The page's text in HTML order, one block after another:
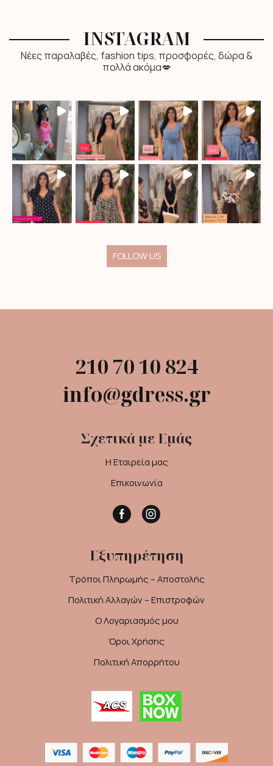
INSTAGRAM
Νέες παραλαβές, fashion tips, προσφορές, δώρα &
πολλά ακόμα💋
FOLLOW US
210 70 10 824
info@gdress.gr
Σχετικά με Εμάς
Η Εταιρεία μας
Επικοινωνία
FacebookInstagram
Εξυπηρέτηση
Τρόποι Πληρωμής – Αποστολής
Πολιτική Αλλαγών – Επιστροφών
Ο Λογαριασμός μου
Όροι Χρήσης
Πολιτική Απορρήτου